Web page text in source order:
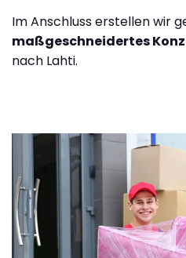
Im Anschluss erstellen wir
maßgeschneidertes
nach Lahti.